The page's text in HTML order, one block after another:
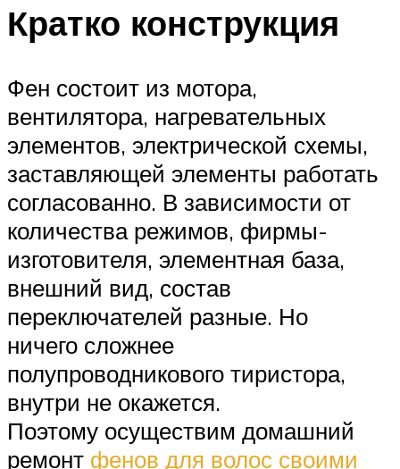
Кратко конструкция
Фен состоит из мотора,
вентилятора, нагревательных
элементов, электрической схемы,
заставляющей элементы работать
согласованно. В зависимости от
количества режимов, фирмы-
изготовителя, элементная база,
внешний вид, состав
переключателей разные. Но
ничего сложнее
полупроводникового тиристора,
внутри не окажется.
Поэтому осуществим домашний
ремонт фенов для волос своими